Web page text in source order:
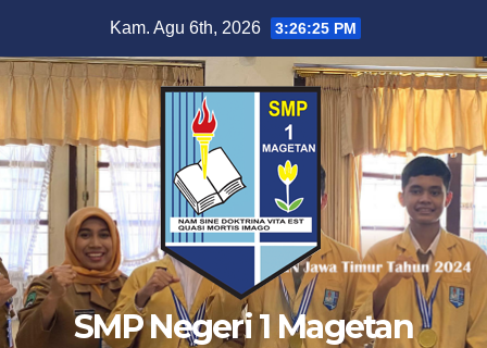
content
Kam. Agu 6th, 2026 3:26:26 PM
SMP Negeri 1 Magetan